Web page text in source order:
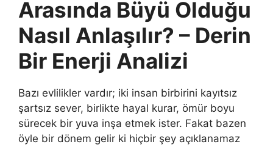
Arasında Büyü Olduğu
Nasıl Anlaşılır? – Derin
Bir Enerji Analizi
Bazı evlilikler vardır; iki insan birbirini kayıtsız
şartsız sever, birlikte hayal kurar, ömür boyu
sürecek bir yuva inşa etmek ister. Fakat bazen
öyle bir dönem gelir ki hiçbir şey açıklanamaz